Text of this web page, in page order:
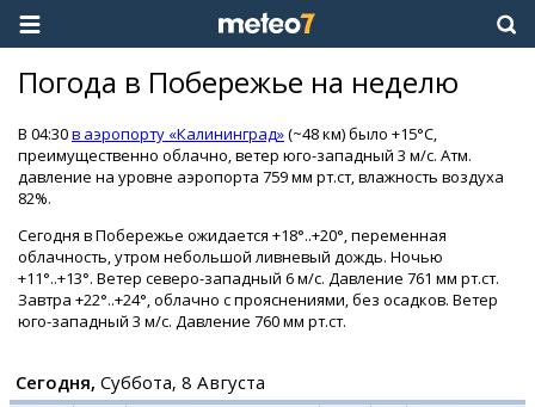
Погода в Побережье на неделю
В 04:30в аэропорту «Калининград»(~48 км) было +15°C,
преимущественно облачно, ветер юго-западный 3 м/с. Атм.
давление на уровне аэропорта 759 мм рт.ст, влажность воздуха
82%.
Сегодня в Побережье ожидается +18°..+20°, переменная
облачность, утром небольшой ливневый дождь. Ночью
+11°..+13°. Ветер северо-западный 6 м/с. Давление 761 мм рт.ст.
Завтра +22°..+24°, облачно с прояснениями, без осадков. Ветер
юго-западный 3 м/с. Давление 760 мм рт.ст.
Сегодня, Суббота, 8 Августа